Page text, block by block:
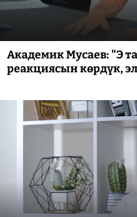
Академик Мусаев: "Э
реакциясын көрдүк,